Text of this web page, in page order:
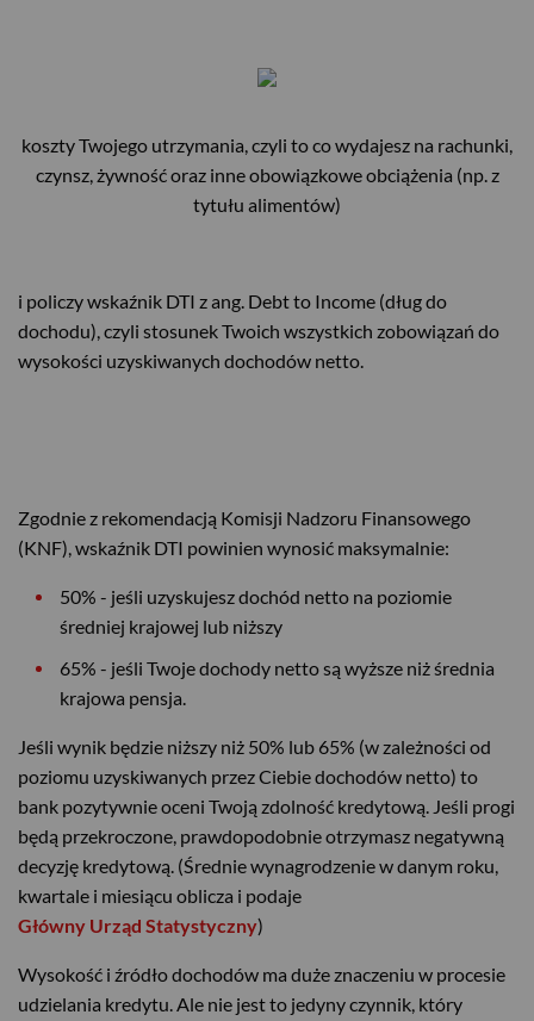
koszty Twojego utrzymania, czyli to co wydajesz na rachunki,
czynsz, żywność oraz inne obowiązkowe obciążenia (np. z
tytułu alimentów)
i policzy wskaźnik DTI z ang. Debt to Income (dług do
dochodu), czyli stosunek Twoich wszystkich zobowiązań do
wysokości uzyskiwanych dochodów netto.
Zgodnie z rekomendacją Komisji Nadzoru Finansowego
(KNF), wskaźnik DTI powinien wynosić maksymalnie:
50% - jeśli uzyskujesz dochód netto na poziomie
średniej krajowej lub niższy
65% - jeśli Twoje dochody netto są wyższe niż średnia
krajowa pensja.
Jeśli wynik będzie niższy niż 50% lub 65% (w zależności od
poziomu uzyskiwanych przez Ciebie dochodów netto) to
bank pozytywnie oceni Twoją zdolność kredytową. Jeśli progi
będą przekroczone, prawdopodobnie otrzymasz negatywną
decyzję kredytową. (Średnie wynagrodzenie w danym roku,
kwartale i miesiącu oblicza i podaje
Główny Urząd Statystyczny)
Wysokość i źródło dochodów ma duże znaczeniu w procesie
udzielania kredytu. Ale nie jest to jedyny czynnik, który